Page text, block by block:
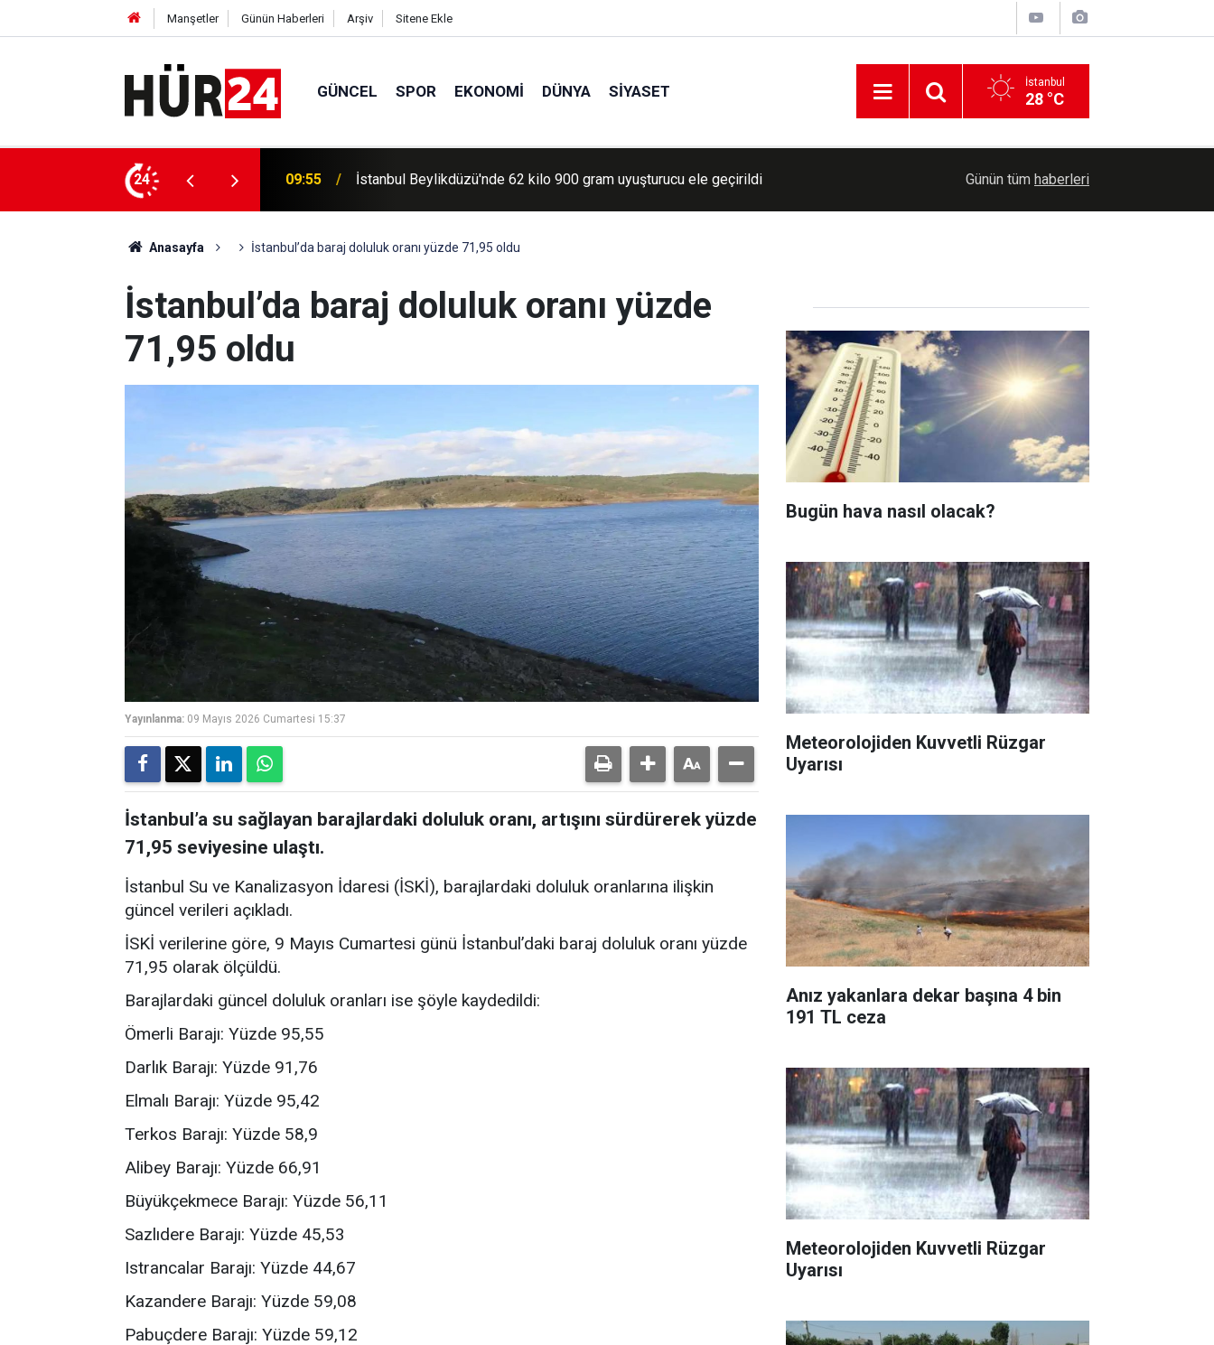
Manşetler Günün Haberleri Arşiv Sitene Ekle
GÜNCEL SPOR EKONOMI DÜNYA SIYASET İstanbul
28 °C
24
gram uyuşturucu ele geçirildi 09:46 İspanya'daki görevini tamamlayan yangın söndürme uçakları Türkiye'ye döndü KKTC'de aşırı sıcak nedeniyle açık alanda
Günün tüm haberleri
Anasayfa İstanbul’da baraj doluluk oranı yüzde 71,95 oldu
İstanbul’da baraj doluluk oranı yüzde
71,95 oldu
Yayınlanma: 09 Mayıs 2026 Cumartesi 15:37
İstanbul’a su sağlayan barajlardaki doluluk oranı, artışını sürdürerek yüzde
71,95 seviyesine ulaştı.
İstanbul Su ve Kanalizasyon İdaresi (İSKİ), barajlardaki doluluk oranlarına ilişkin
güncel verileri açıkladı.
İSKİ verilerine göre, 9 Mayıs Cumartesi günü İstanbul’daki baraj doluluk oranı yüzde
71,95 olarak ölçüldü.
Barajlardaki güncel doluluk oranları ise şöyle kaydedildi:
Ömerli Barajı: Yüzde 95,55
Darlık Barajı: Yüzde 91,76
Elmalı Barajı: Yüzde 95,42
Terkos Barajı: Yüzde 58,9
Alibey Barajı: Yüzde 66,91
Büyükçekmece Barajı: Yüzde 56,11
Sazlıdere Barajı: Yüzde 45,53
Istrancalar Barajı: Yüzde 44,67
Kazandere Barajı: Yüzde 59,08
Pabuçdere Barajı: Yüzde 59,12
Bugün hava nasıl olacak?
Meteorolojiden Kuvvetli Rüzgar
Uyarısı
Anız yakanlara dekar başına 4 bin
191 TL ceza
Meteorolojiden Kuvvetli Rüzgar
Uyarısı